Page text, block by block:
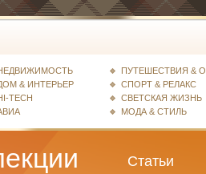
& ИНТЕРЬЕР
TECH
ПУТЕШЕСТВИЯ &
СПОРТ & РЕЛАКС
СВЕТСКАЯ ЖИЗНЬ
МОДА & СТИЛЬ
Статьи